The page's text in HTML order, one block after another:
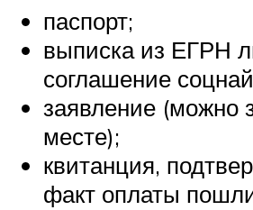
паспорт;
выписка из ЕГРН
соглашение
заявление (можно
месте);
квитанция,
факт оплаты